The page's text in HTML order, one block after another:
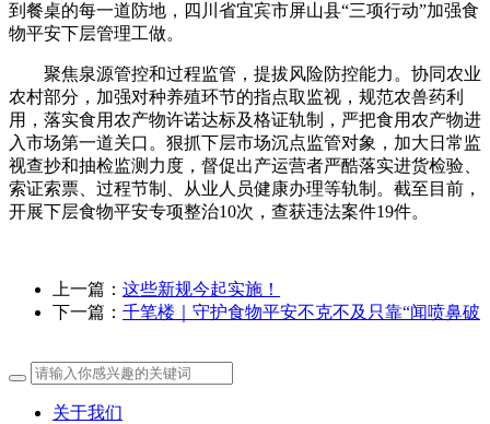
到餐桌的每一道防地，四川省宜宾市屏山县“三项行动”加强食
物平安下层管理工做。
聚焦泉源管控和过程监管，提拔风险防控能力。协同农业
农村部分，加强对种养殖环节的指点取监视，规范农兽药利
用，落实食用农产物许诺达标及格证轨制，严把食用农产物进
入市场第一道关口。狠抓下层市场沉点监管对象，加大日常监
视查抄和抽检监测力度，督促出产运营者严酷落实进货检验、
索证索票、过程节制、从业人员健康办理等轨制。截至目前，
开展下层食物平安专项整治10次，查获违法案件19件。
上一篇： 这些新规今起实施！
下一篇： 千笔楼｜守护食物平安不克不及只靠“闻喷鼻破
关于我们